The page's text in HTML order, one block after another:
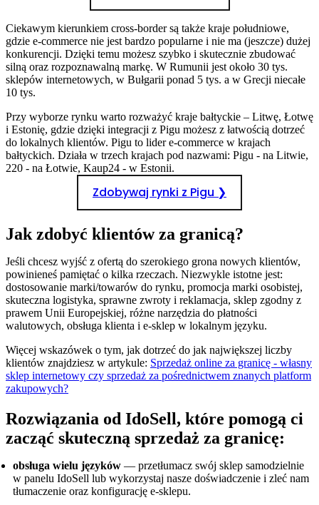
Ciekawym kierunkiem cross-border są także kraje południowe,
gdzie e-commerce nie jest bardzo popularne i nie ma (jeszcze) dużej
konkurencji. Dzięki temu możesz szybko i skutecznie zbudować
silną oraz rozpoznawalną markę. W Rumunii jest około 30 tys.
sklepów internetowych, w Bułgarii ponad 5 tys. a w Grecji niecałe
10 tys.
Przy wyborze rynku warto rozważyć kraje bałtyckie – Litwę, Łotwę
i Estonię, gdzie dzięki integracji z Pigu możesz z łatwością dotrzeć
do lokalnych klientów. Pigu to lider e-commerce w krajach
bałtyckich. Działa w trzech krajach pod nazwami: Pigu - na Litwie,
220 - na Łotwie, Kaup24 - w Estonii.
Zdobywaj rynki z Pigu ❯
Jak zdobyć klientów za granicą?
Jeśli chcesz wyjść z ofertą do szerokiego grona nowych klientów,
powinieneś pamiętać o kilka rzeczach. Niezwykle istotne jest:
dostosowanie marki/towarów do rynku, promocja marki osobistej,
skuteczna logistyka, sprawne zwroty i reklamacja, sklep zgodny z
prawem Unii Europejskiej, różne narzędzia do płatności
walutowych, obsługa klienta i e-sklep w lokalnym języku.
Więcej wskazówek o tym, jak dotrzeć do jak największej liczby
klientów znajdziesz w artykule: Sprzedaż online za granicę - własny
sklep internetowy czy sprzedaż za pośrednictwem znanych platform
zakupowych?
Rozwiązania od IdoSell, które pomogą ci
zacząć skuteczną sprzedaż za granicę:
obsługa wielu języków — przetłumacz swój sklep samodzielnie
w panelu IdoSell lub wykorzystaj nasze doświadczenie i zleć nam
tłumaczenie oraz konfigurację e-sklepu.